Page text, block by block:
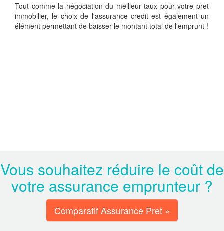
Tout comme la négociation du meilleur taux pour votre pret
immobilier, le choix de l'assurance credit est également un
élément permettant de baisser le montant total de l'emprunt !
Vous souhaitez réduire le coût de
votre assurance emprunteur ?
Comparatif Assurance Pret »